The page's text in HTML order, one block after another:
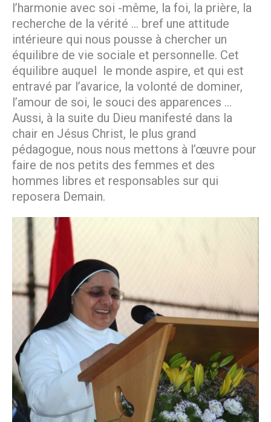
l’harmonie avec soi -même, la foi, la prière, la
recherche de la vérité … bref une attitude
intérieure qui nous pousse à chercher un
équilibre de vie sociale et personnelle. Cet
équilibre auquel le monde aspire, et qui est
entravé par l’avarice, la volonté de dominer,
l’amour de soi, le souci des apparences …
Aussi, à la suite du Dieu manifesté dans la
chair en Jésus Christ, le plus grand
pédagogue, nous nous mettons à l’œuvre pour
faire de nos petits des femmes et des
hommes libres et responsables sur qui
reposera Demain.